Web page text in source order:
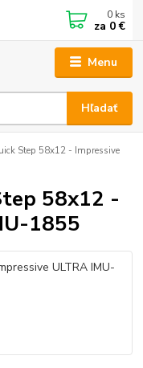
Menu
Hľadať
0 ks
za 0 €
Step 58x12 - Impressive
58x12 -
1855